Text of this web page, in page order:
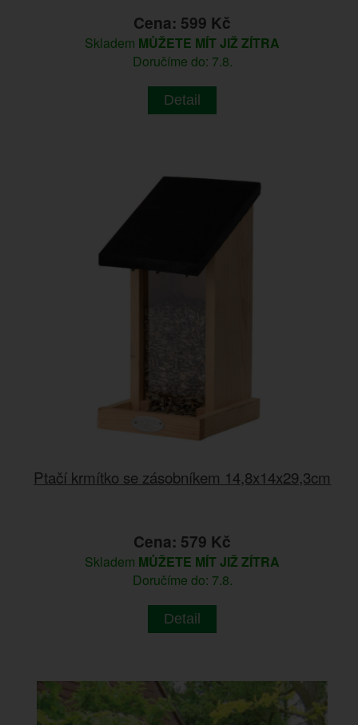
Cena: 599 Kč
Skladem MŮŽETE MÍT JIŽ ZÍTRA
Doručíme do: 7.8.
Detail
Ptačí krmítko se zásobníkem 14,8x14x29,3cm
Cena: 579 Kč
Skladem MŮŽETE MÍT JIŽ ZÍTRA
Doručíme do: 7.8.
Detail